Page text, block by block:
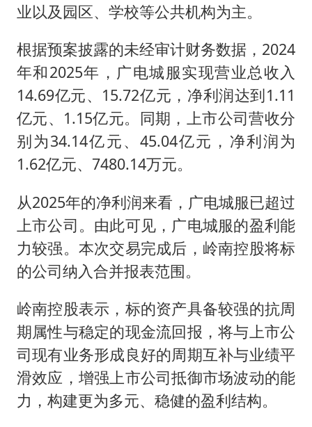
业以及园区、学校等公共机构为主。
根据预案披露的未经审计财务数据，2024
年和2025年，广电城服实现营业总收入
14.69亿元、15.72亿元，净利润达到1.11
亿元、1.15亿元。同期，上市公司营收分
别为34.14亿元、45.04亿元，净利润为
1.62亿元、7480.14万元。
从2025年的净利润来看，广电城服已超过
上市公司。由此可见，广电城服的盈利能
力较强。本次交易完成后，岭南控股将标
的公司纳入合并报表范围。
岭南控股表示，标的资产具备较强的抗周
期属性与稳定的现金流回报，将与上市公
司现有业务形成良好的周期互补与业绩平
滑效应，增强上市公司抵御市场波动的能
力，构建更为多元、稳健的盈利结构。